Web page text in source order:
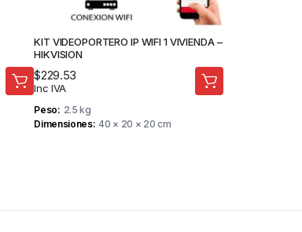
KIT VIDEOPORTERO IP WIFI 1 VIVIENDA –
HIKVISION
$229.53
Inc IVA
Peso
2.5 kg
Dimensiones 40 × 20 × 20 cm